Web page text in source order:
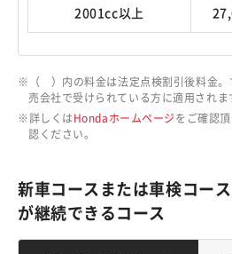
2001cc以上
（ ）内の料金は法定点検割引後料金
売会社で受けられている方に適用されま
詳しくは Hondaホームページをご確認
認ください。
新車コースまたは車検コー
が継続できるコース